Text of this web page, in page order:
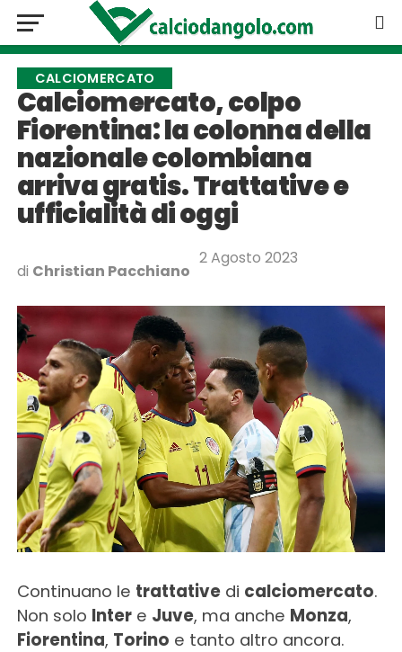
CALCIOMERCATO
Calciomercato, colpo
Fiorentina: la colonna della
nazionale colombiana
arriva gratis. Trattative e
ufficialità di oggi
di Christian Pacchiano
2 Agosto 2023
Continuano le trattativedi calciomercato.
Non solo Intere Juve, ma anche Monza,
Fiorentina, Torino e tanto altro ancora.